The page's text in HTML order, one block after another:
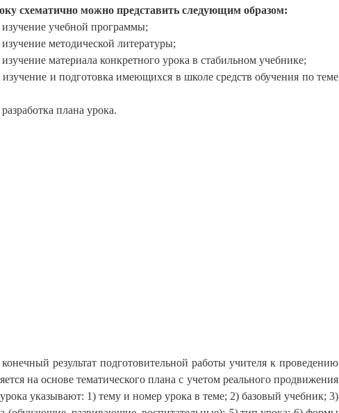
схематично можно представить следующим образом:
учебной программы;
методической литературы;
материала конкретного урока в стабильном учебнике;
и подготовка имеющихся в школе средств обучения по теме
разработка плана урока.
результат подготовительной работы учителя к проведению
на основе тематического плана с учетом реально­го продвижения
указывают: 1) тему и номер урока в теме; 2) базовый учебник; 3)